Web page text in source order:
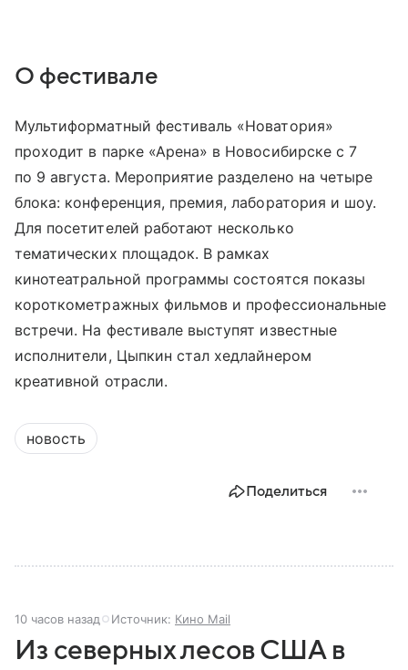
О фестивале
Мультиформатный фестиваль «Новатория»
проходит в парке «Арена» в Новосибирске с 7
по 9 августа. Мероприятие разделено на четыре
блока: конференция, премия, лаборатория и шоу.
Для посетителей работают несколько
тематических площадок. В рамках
кинотеатральной программы состоятся показы
короткометражных фильмов и профессиональные
встречи. На фестивале выступят известные
исполнители, Цыпкин стал хедлайнером
креативной отрасли.
новость
Поделиться
10 часов назад Источник: Кино Mail
Из северных лесов США в